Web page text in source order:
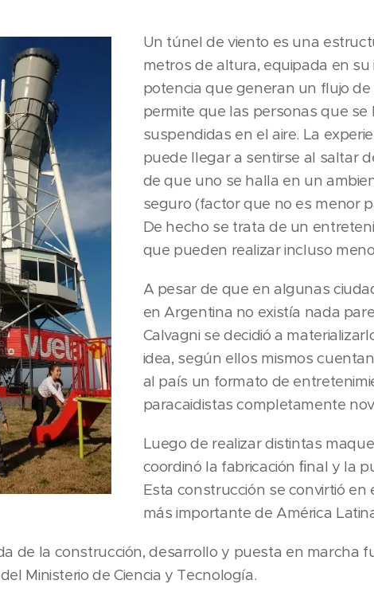
Un túnel de viento es una
metros de altura, equipada en
potencia que generan un flujo
permite que las personas que
suspendidas en el aire. La
puede llegar a sentirse al saltar
de que uno se halla en un
seguro (factor que no es menor
De hecho se trata de un
que pueden realizar incluso
A pesar de que en algunas
en Argentina no existía nada
Calvagni se decidió a
idea, según ellos mismos
al país un formato de
paracaidistas completamente
Luego de realizar distintas
coordinó la fabricación ﬁnal y la
Esta construcción se convirtió en
más importante de América
de la construcción, desarrollo y puesta en marcha
Ministerio de Ciencia y Tecnología.